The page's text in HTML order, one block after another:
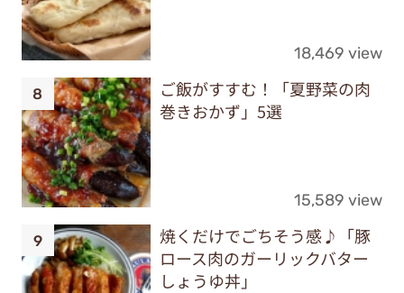
18,469 view
ご飯がすすむ！「夏野菜の肉
巻きおかず」5選
15,589 view
焼くだけでごちそう感♪「豚
ロース肉のガーリックバター
しょうゆ丼」